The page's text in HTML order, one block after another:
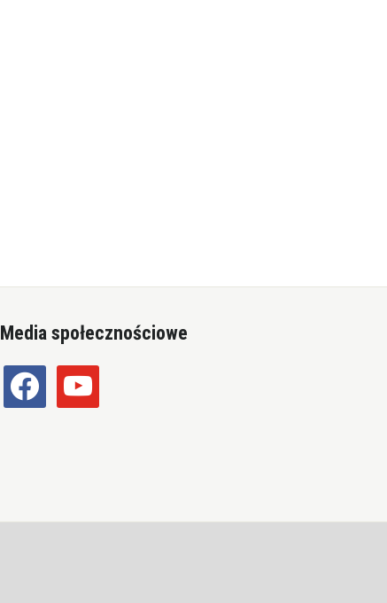
Media społecznościowe
facebook youtube